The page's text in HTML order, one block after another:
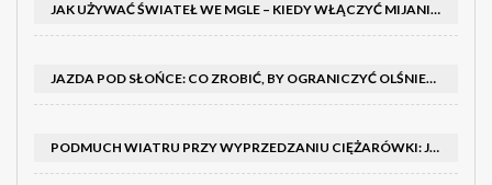
JAK UŻYWAĆ ŚWIATEŁ WE MGLE – KIEDY WŁĄCZYĆ MIJANIA I PRZECIWMGIELNE ORAZ CZEGO NIE ROBIĆ
JAZDA POD SŁOŃCE: CO ZROBIĆ, BY OGRANICZYĆ OLŚNIENIE I POPRAWIĆ WIDOCZNOŚĆ
PODMUCH WIATRU PRZY WYPRZEDZANIU CIĘŻARÓWKI: JAK UTRZYMAĆ TOR JAZDY I OPANOWAĆ AUTO